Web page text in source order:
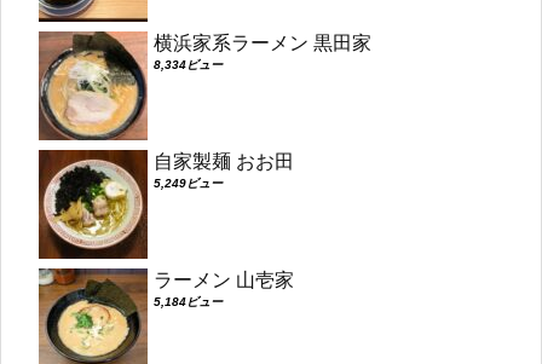
横浜家系ラーメン 黒田家
8,334ビュー
自家製麺 おお田
5,249ビュー
ラーメン 山壱家
5,184ビュー